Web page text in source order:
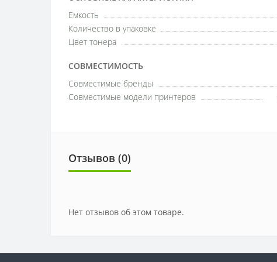
Емкость
Количество в упаковке
Цвет тонера
СОВМЕСТИМОСТЬ
Совместимые бренды
Совместимые модели принтеров
Отзывов (0)
Нет отзывов об этом товаре.